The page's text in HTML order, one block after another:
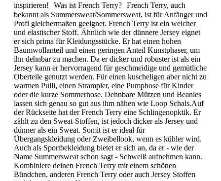
inspirieren! Was ist French Terry? French Terry, auch
bekannt als Summersweat/Sommersweat, ist für Anfänger und
Profi gleichermaßen geeignet. French Terry ist ein weicher
und elastischer Stoff. Ähnlich wie der dünnere Jersey eignet
er sich prima für Kleidungsstücke. Er hat einen hohen
Baumwollanteil und einen geringen Anteil Kunstphaser, um
ihn dehnbar zu machen. Da er dicker und robuster ist als ein
Jersey kann er hervorragend für geschmeidige und gemütliche
Oberteile genutzt werden. Für einen kuscheligen aber nicht zu
warmen Pulli, einen Strampler, eine Pumphose für Kinder
oder die kurze Sommerhose. Dehnbare Mützen und Beanies
lassen sich genau so gut aus ihm nähen wie Loop Schals.Auf
der Rückseite hat der French Terry eine Schlingenopktik. Er
zählt zu den Sweat-Stoffen, ist jedoch dicker als Jersey und
dünner als ein Sweat. Somit ist er ideal für
Übergangskleidung oder Zweibellook, wenn es kühler wird.
Auch als Sportbekleidung bietet er sich an, da er - wie der
Name Summersweat schon sagt - Schweiß aufnehmen kann.
Kombiniere deinen French Terry mit einem schönen
Bündchen, anderen French Terry oder auch Jersey Stoffen